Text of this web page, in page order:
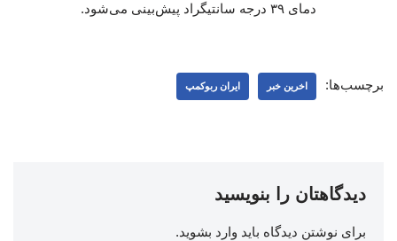
دمای ۳۹ درجه سانتیگراد پیش‌بینی می‌شود.
برچسب‌ها: اخرین خبر ایران ربوکمپ
دیدگاهتان را بنویسید
برای نوشتن دیدگاه باید وارد بشوید.